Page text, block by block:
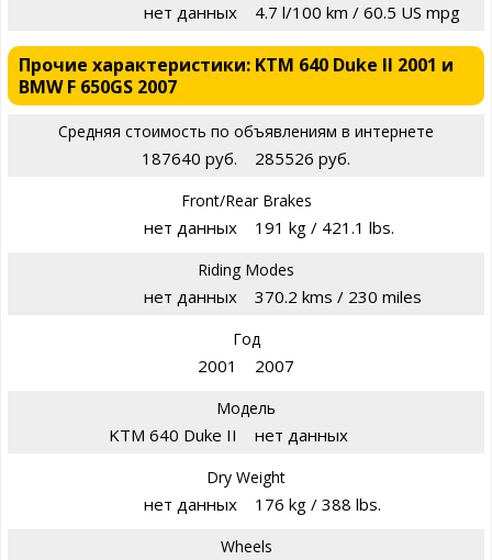
нет данных 4.7 l/100 km / 60.5 US mpg
Прочие характеристики: KTM 640 Duke II 2001 и
BMW F 650GS 2007
Средняя стоимость по объявлениям в интернете
187640 руб. 285526 руб.
Front/Rear Brakes
нет данных 191 kg / 421.1 lbs.
Riding Modes
нет данных 370.2 kms / 230 miles
Год
2001 2007
Модель
KTM 640 Duke II нет данных
Dry Weight
нет данных 176 kg / 388 lbs.
Wheels